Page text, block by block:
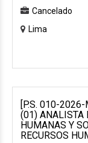
Cancelado
Lima
[P.S. 010-
(01) ANALISTA
HUMANAS Y
RECURSOS